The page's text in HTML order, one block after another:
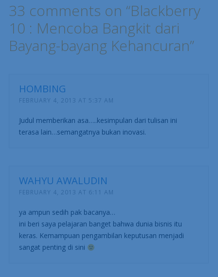
33 comments on “Blackberry
10 : Mencoba Bangkit dari
Bayang-bayang Kehancuran”
HOMBING
FEBRUARY 4, 2013 AT 5:37 AM
Judul memberikan asa…..kesimpulan dari tulisan ini
terasa lain…semangatnya bukan inovasi.
WAHYU AWALUDIN
FEBRUARY 4, 2013 AT 6:11 AM
ya ampun sedih pak bacanya…
ini beri saya pelajaran banget bahwa dunia bisnis itu
keras. Kemampuan pengambilan keputusan menjadi
sangat penting di sini